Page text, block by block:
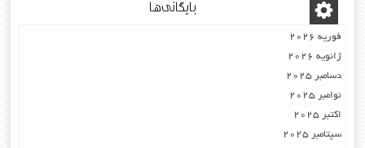
بایگانی‌ها
فوریه 2026
ژانویه 2026
دسامبر 2025
نوامبر 2025
اکتبر 2025
سپتامبر 2025